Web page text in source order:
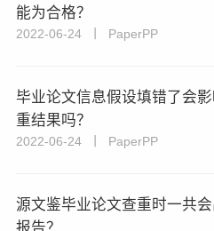
能为合格？
2022-06-24 丨 PaperPP
毕业论文信息假设填错了会
重结果吗？
2022-06-24 丨 PaperPP
源文鉴毕业论文查重时一共